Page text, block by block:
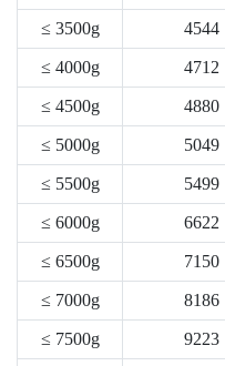
≤ 3500g 4544
≤ 4000g 4712
≤ 4500g 4880
≤ 5000g 5049
≤ 5500g 5499
≤ 6000g 6622
≤ 6500g 7150
≤ 7000g 8186
≤ 7500g 9223